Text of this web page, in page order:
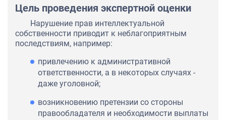
Цель проведения экспертной оценки
Нарушение прав интеллектуальной
собственности приводит к неблагоприятным
последствиям, например:
привлечению к административной
ответственности, а в некоторых случаях -
даже уголовной;
возникновению претензии со стороны
правообладателя и необходимости выплаты